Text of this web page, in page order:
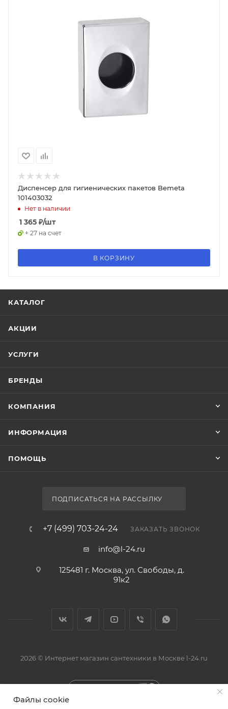
Диспенсер для гигиенических пакетов Bemeta
101403032
Нет в наличии
1 365 ₽/шт
+ 27 на счет
В КОРЗИНУ
КАТАЛОГ
АКЦИИ
УСЛУГИ
БРЕНДЫ
КОМПАНИЯ
ИНФОРМАЦИЯ
ПОМОЩЬ
ПОДПИСАТЬСЯ НА РАССЫЛКУ
+7 (499) 703-24-24 ЗАКАЗАТЬ ЗВОНОК
info@l-24.ru
125481 г. Москва, ул. Свободы, д.
91к2
2026 © Интернет магазин сантехники в Москве l-24.ru
Файлы cookie